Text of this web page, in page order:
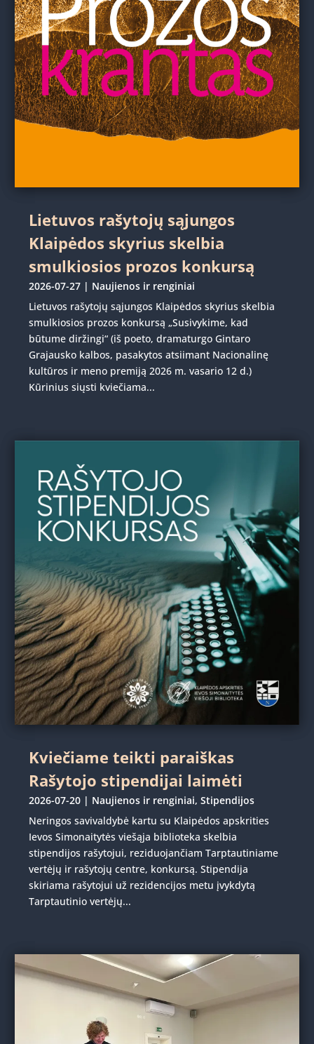
Lietuvos rašytojų sąjungos
Klaipėdos skyrius skelbia
smulkiosios prozos konkursą
2026-07-27 | Naujienos ir renginiai
Lietuvos rašytojų sąjungos Klaipėdos skyrius skelbia
smulkiosios prozos konkursą „Susivykime, kad
būtume diržingi“ (iš poeto, dramaturgo Gintaro
Grajausko kalbos, pasakytos atsiimant Nacionalinę
kultūros ir meno premiją 2026 m. vasario 12 d.)
Kūrinius siųsti kviečiama...
Kviečiame teikti paraiškas
Rašytojo stipendijai laimėti
2026-07-20 | Naujienos ir renginiai,Stipendijos
Neringos savivaldybė kartu su Klaipėdos apskrities
Ievos Simonaitytės viešąja biblioteka skelbia
stipendijos rašytojui, reziduojančiam Tarptautiniame
vertėjų ir rašytojų centre, konkursą. Stipendija
skiriama rašytojui už rezidencijos metu įvykdytą
Tarptautinio vertėjų...